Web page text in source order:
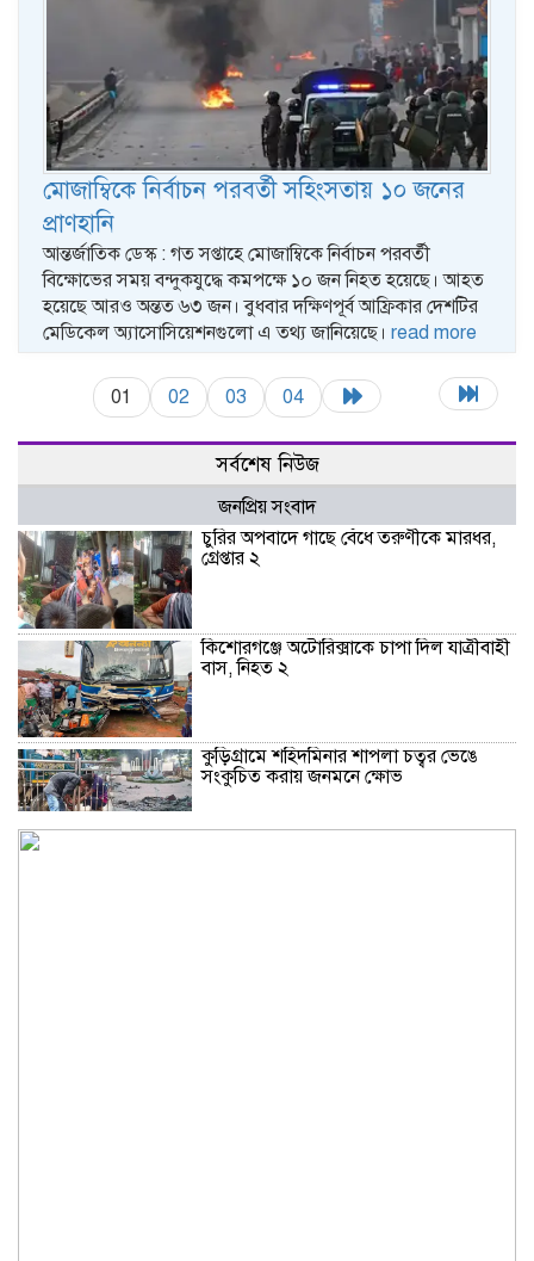
মোজাম্বিকে নির্বাচন পরবর্তী সহিংসতায় ১০ জনের
প্রাণহানি
আন্তর্জাতিক ডেস্ক : গত সপ্তাহে মোজাম্বিকে নির্বাচন পরবর্তী
বিক্ষোভের সময় বন্দুকযুদ্ধে কমপক্ষে ১০ জন নিহত হয়েছে। আহত
হয়েছে আরও অন্তত ৬৩ জন। বুধবার দক্ষিণপূর্ব আফ্রিকার দেশটির
মেডিকেল অ্যাসোসিয়েশনগুলো এ তথ্য জানিয়েছে। read more
01 02 03 04
সর্বশেষ নিউজ
জনপ্রিয় সংবাদ
চুরির অপবাদে গাছে বেঁধে তরুণীকে মারধর,
গ্রেপ্তার ২
কিশোরগঞ্জে অটোরিক্সাকে চাপা দিল যাত্রীবাহী
বাস, নিহত ২
কুড়িগ্রামে শহিদমিনার শাপলা চত্বর ভেঙে
সংকুচিত করায় জনমনে ক্ষোভ